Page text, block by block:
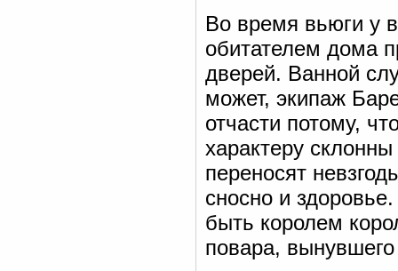
Во время вьюги у
обитателем дома
дверей. Ванной
может, экипаж
отчасти потому,
характеру
переносят
сносно и
быть королем
повара,